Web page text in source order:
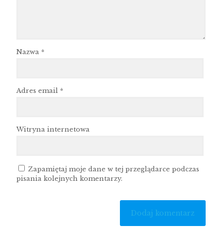
Nazwa *
Adres email *
Witryna internetowa
Zapamiętaj moje dane w tej przeglądarce podczas
pisania kolejnych komentarzy.